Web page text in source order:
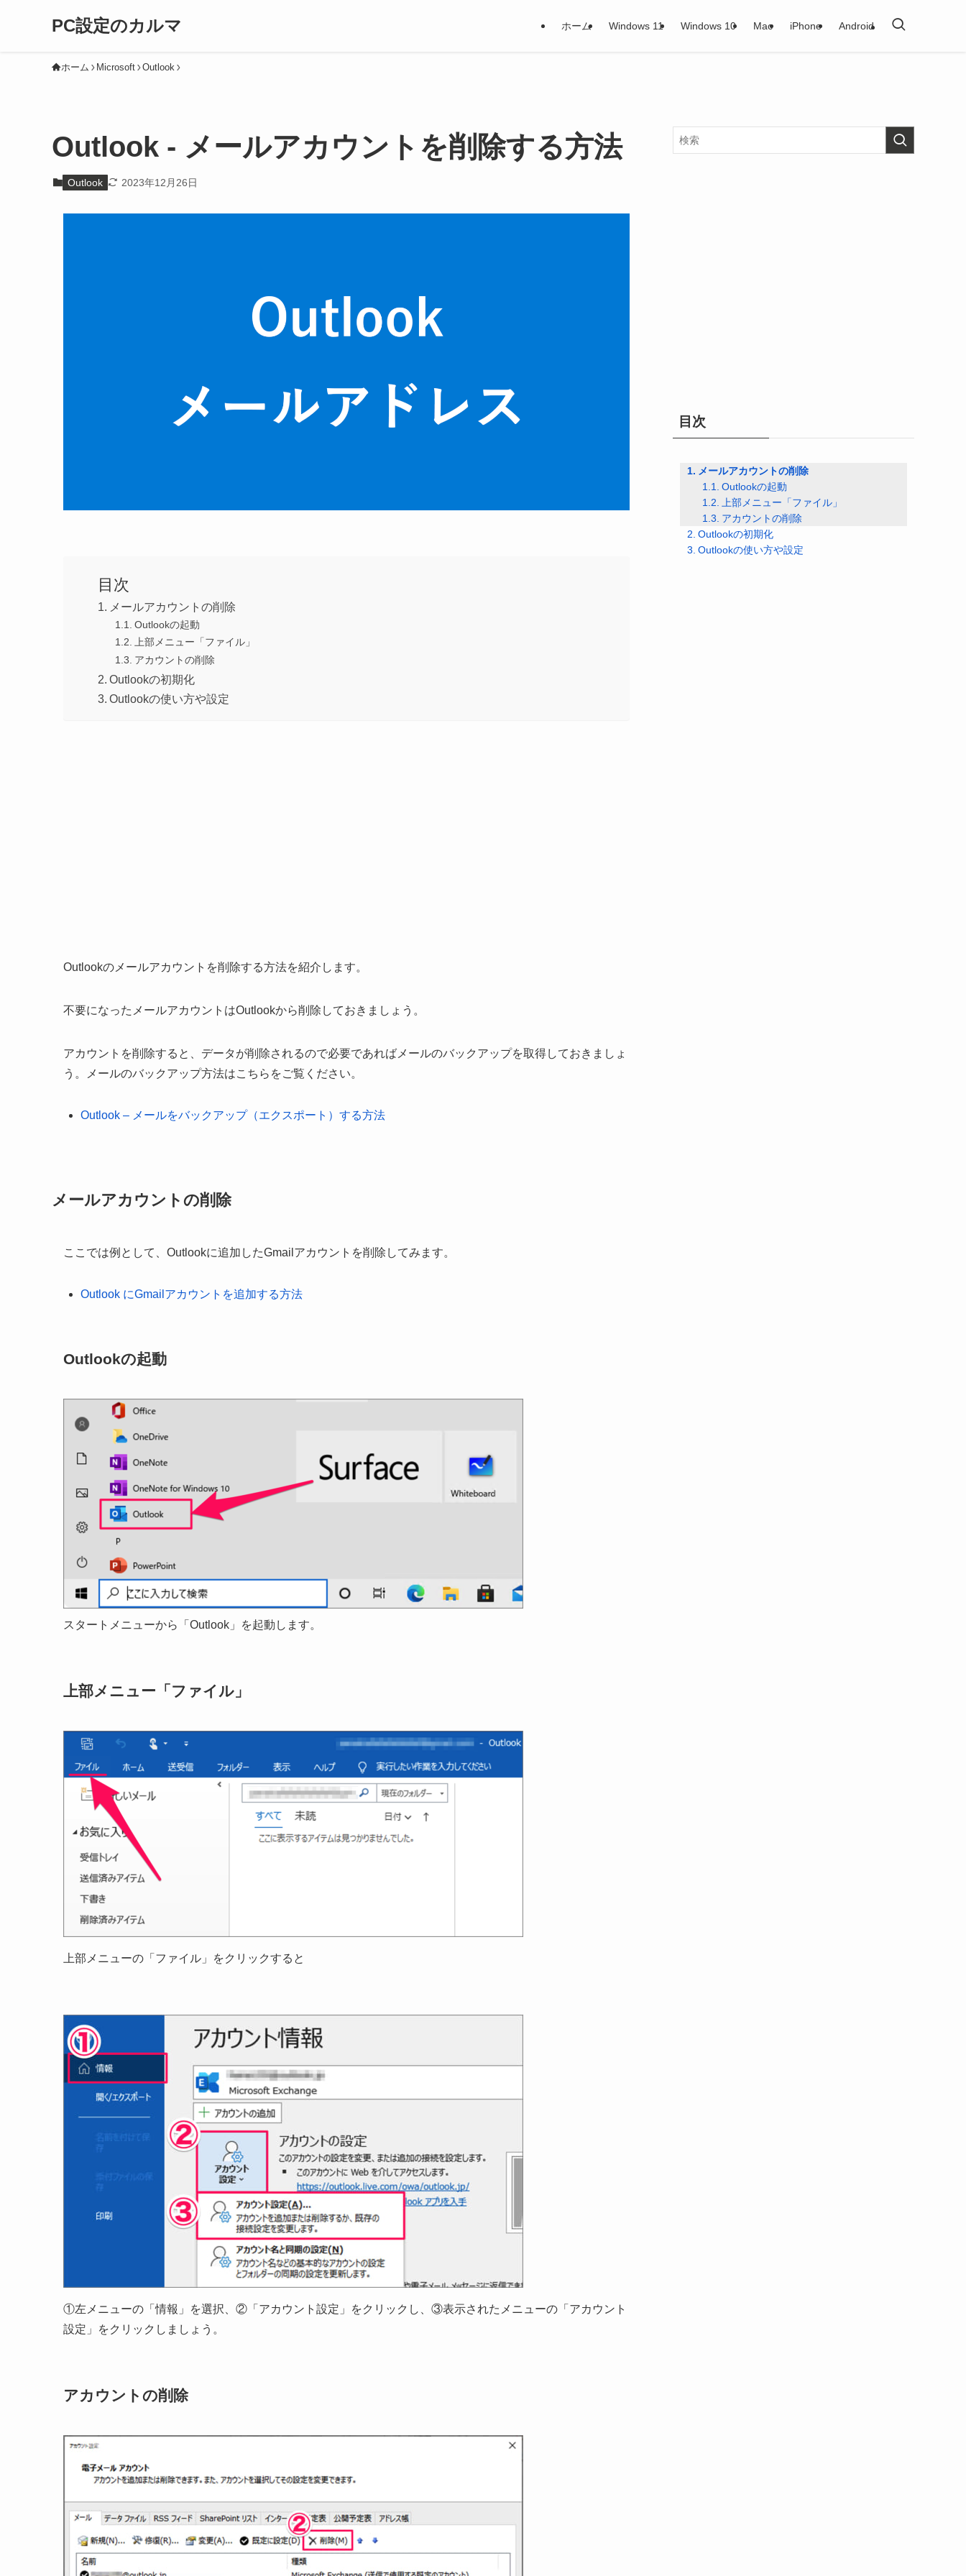
PC設定のカルマ ホーム Windows 11 Windows 10 Mac iPhone Android
ホーム Microsoft Outlook
Outlook - メールアカウントを削除する方法
Outlook 2023年12月26日
目次
メールアカウントの削除
Outlookの起動
上部メニュー「ファイル」
アカウントの削除
Outlookの初期化
Outlookの使い方や設定
Outlookのメールアカウントを削除する方法を紹介します。
不要になったメールアカウントはOutlookから削除しておきましょう。
アカウントを削除すると、データが削除されるので必要であればメールのバックアップを取得しておきましょ
う。メールのバックアップ方法はこちらをご覧ください。
Outlook – メールをバックアップ（エクスポート）する方法
メールアカウントの削除
ここでは例として、Outlookに追加したGmailアカウントを削除してみます。
Outlook にGmailアカウントを追加する方法
Outlookの起動
スタートメニューから「Outlook」を起動します。
上部メニュー「ファイル」
上部メニューの「ファイル」をクリックすると
①左メニューの「情報」を選択、②「アカウント設定」をクリックし、③表示されたメニューの「アカウント
設定」をクリックしましょう。
アカウントの削除
目次
メールアカウントの削除
Outlookの起動
上部メニュー「ファイル」
アカウントの削除
Outlookの初期化
Outlookの使い方や設定